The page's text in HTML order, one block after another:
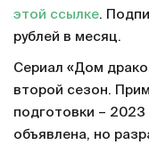
этой ссылке.
рублей в месяц.
Сериал «Дом
второй сезон.
подготовки – 2023
объявлена, но